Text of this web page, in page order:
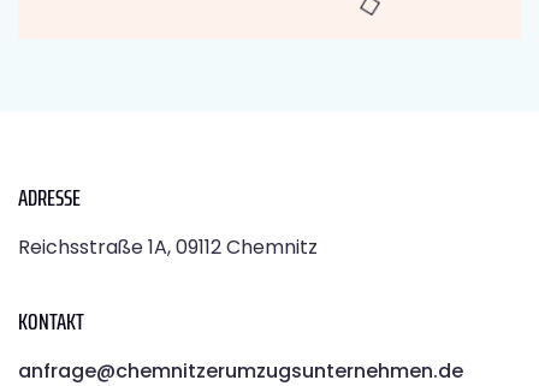
ADRESSE
Reichsstraße 1A, 09112 Chemnitz
KONTAKT
anfrage@chemnitzerumzugsunternehmen.de